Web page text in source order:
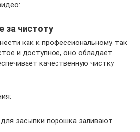
за чистоту
как к профессиональному, так
и доступное, оно обладает
качественную чистку
засыпки порошка заливают